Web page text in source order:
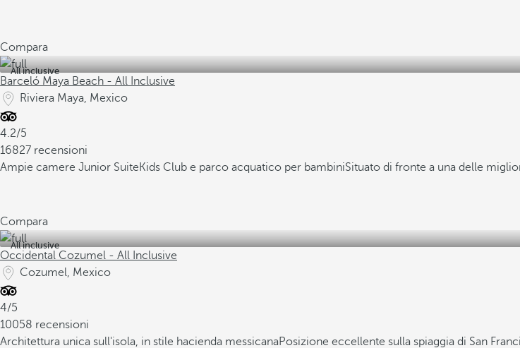
Compara
All inclusive
Barceló Maya Beach - All Inclusive
Riviera Maya, Mexico
4.2/5
16827 recensioni
Ampie camere Junior SuiteKids Club e parco acquatico per bambiniSituato di fronte a una delle
Compara
All inclusive
Occidental Cozumel - All Inclusive
Cozumel, Mexico
4/5
10058 recensioni
Architettura unica sull'isola, in stile hacienda messicanaPosizione eccellente sulla spiaggia di San